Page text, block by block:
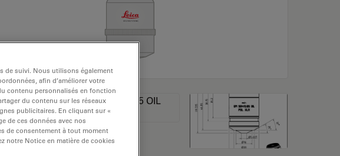
de suivi. Nous utilisons également
afin d’améliorer votre
contenu personnalisés en fonction
du contenu sur les réseaux
publicitaires. En cliquant sur «
de ces données avec nos
de consentement à tout moment
notre Notice en matière de cookies